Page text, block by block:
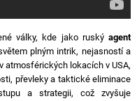
války, kde jako ruskýagent
plným intrik, nejasností a
v atmosférických lokacích v USA,
převleky a taktické eliminace
a strategii, což zvyšuje